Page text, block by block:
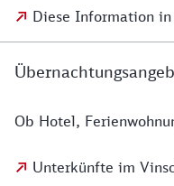
Diese Information
Ob Hotel,
Unterkünfte im